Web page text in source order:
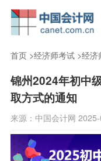
首页>经济师考试>经济
锦州2024年初中
取方式的通知
来源：中国会计网